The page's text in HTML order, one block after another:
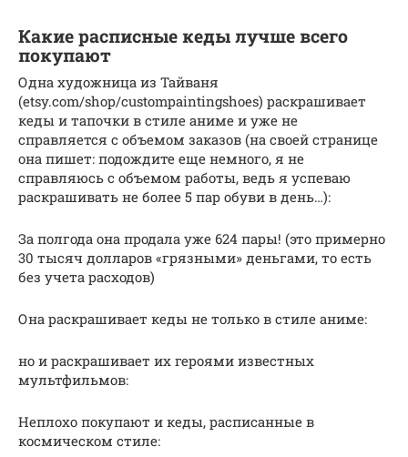
Какие расписные кеды лучше всего
покупают
Одна художница из Тайваня
(etsy.com/shop/custompaintingshoes) раскрашивает
кеды и тапочки в стиле аниме и уже не
справляется с объемом заказов (на своей странице
она пишет: подождите еще немного, я не
справляюсь с объемом работы, ведь я успеваю
раскрашивать не более 5 пар обуви в день…):
За полгода она продала уже 624 пары! (это примерно
30 тысяч долларов «грязными» деньгами, то есть
без учета расходов)
Она раскрашивает кеды не только в стиле аниме:
но и раскрашивает их героями известных
мультфильмов:
Неплохо покупают и кеды, расписанные в
космическом стиле: